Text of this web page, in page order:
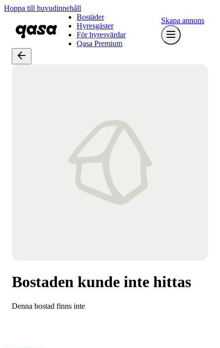
Hoppa till huvudinnehåll
Bostäder
Hyresgäster
För hyresvärdar
Qasa Premium
Skapa annons
Bostaden kunde inte hittas
Denna bostad finns inte